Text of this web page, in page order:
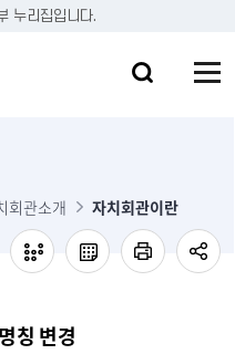
기
누리집입니다.
회관소개 자치회관이란
칭 변경